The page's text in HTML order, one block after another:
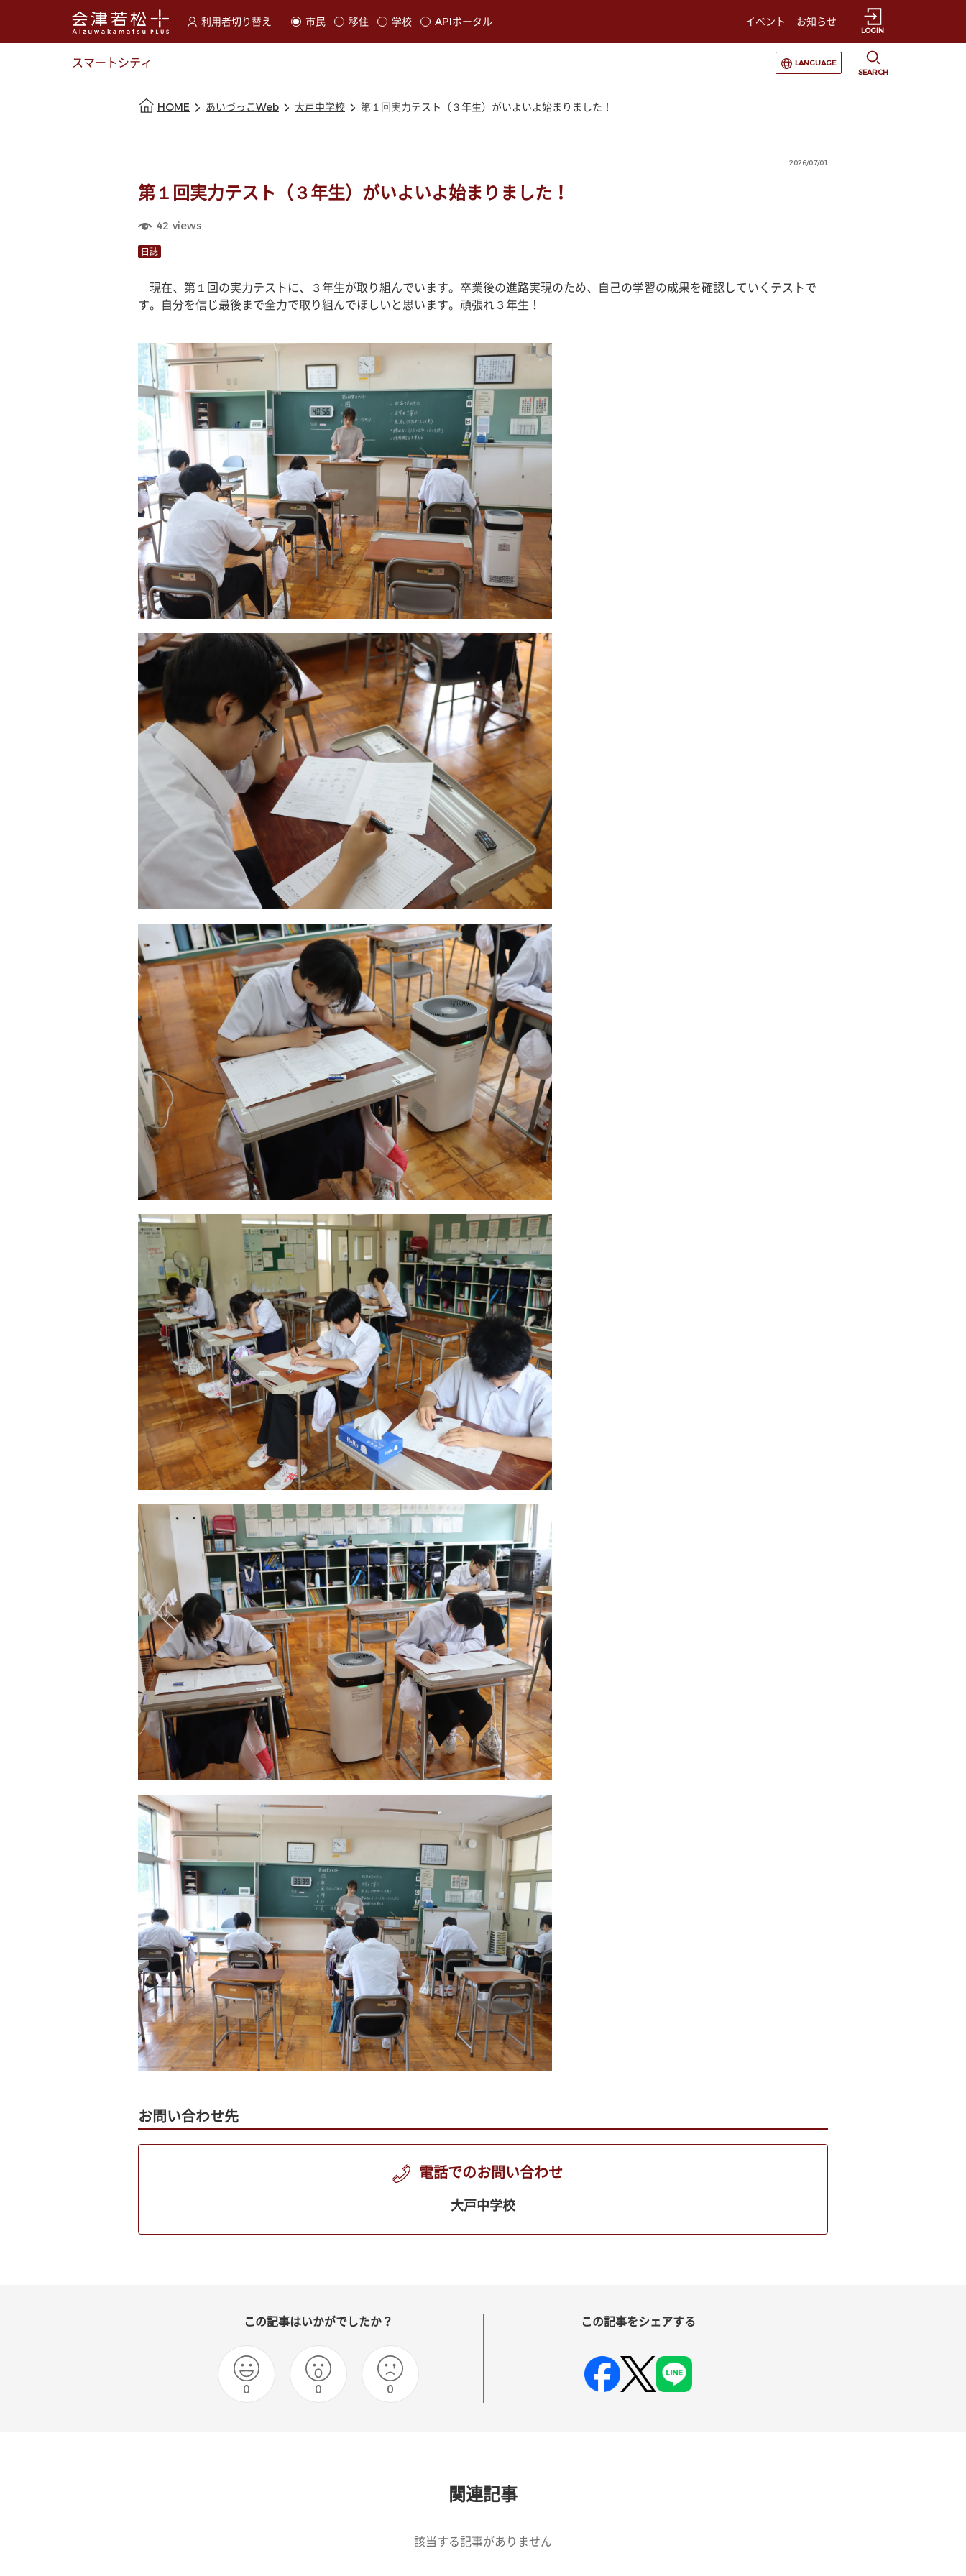
利用者切り替え
選択すると利用者の切替が発生します
市民 移住 学校 APIポータル イベント お知らせ
LOGIN
スマートシティ
選択すると言語の切替が発生します
LANGUAGE
SEARCH
HOME あいづっこWeb 大戸中学校 第１回実力テスト（３年生）がいよいよ始まりました！
2026/07/01
第１回実力テスト（３年生）がいよいよ始まりました！
42 views
日誌
現在、第１回の実力テストに、３年生が取り組んでいます。卒業後の進路実現のため、自己の学習の成果を確認していくテストで
す。自分を信じ最後まで全力で取り組んでほしいと思います。頑張れ３年生！
お問い合わせ先
電話でのお問い合わせ
大戸中学校
この記事はいかがでしたか？
0 0 0
この記事をシェアする
関連記事
該当する記事がありません